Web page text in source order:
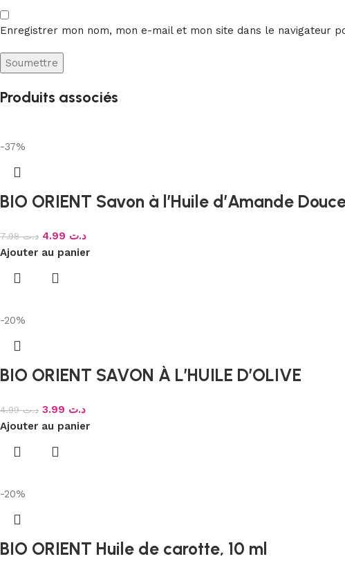
Enregistrer mon nom, mon e-mail et mon site dans le navigateur
Produits associés
-37%
BIO ORIENT Savon à l’Huile d’Amande
د.ت7.98 د.ت
Ajouter au panier
-20%
BIO ORIENT SAVON À L’HUILE D’OLIVE
د.ت4.99 د.ت
Ajouter au panier
-20%
BIO ORIENT Huile de carotte, 10 ml